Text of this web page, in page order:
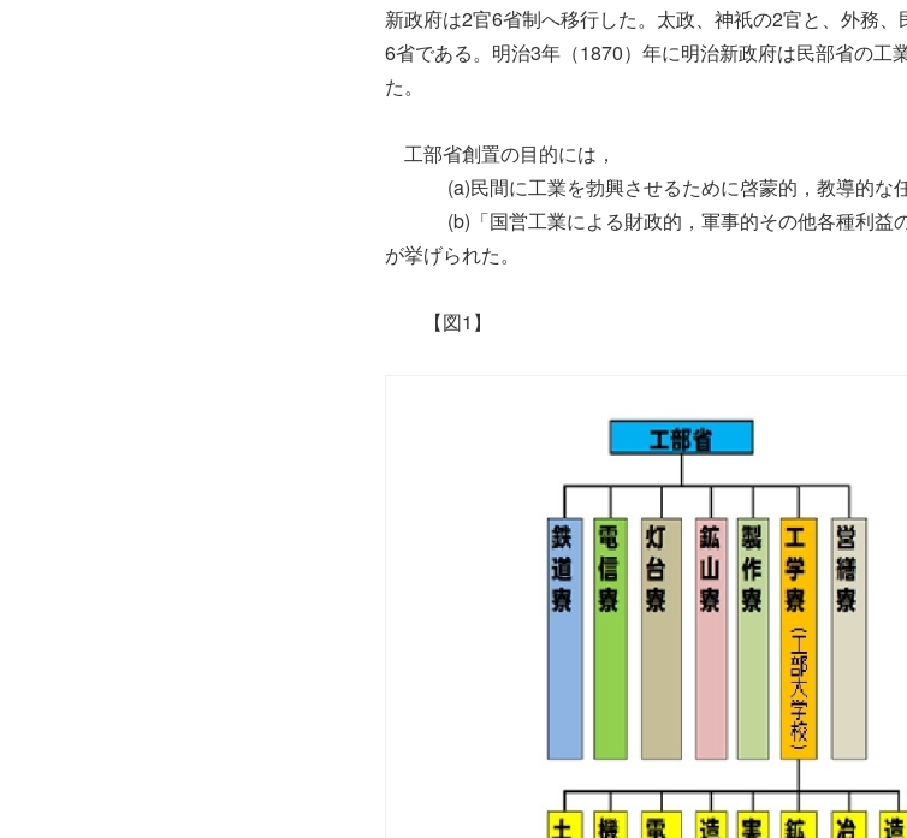
新政府は2官6省制へ移行した。太政、神祇の2官と、外務
6省である。明治3年（1870）年に明治新政府は民部省の工
た。
工部省創置の目的には，
(a)民間に工業を勃興させるために啓蒙的，教導的な任
(b)「国営工業による財政的，軍事的その他各種利益
が挙げられた。
【図1】